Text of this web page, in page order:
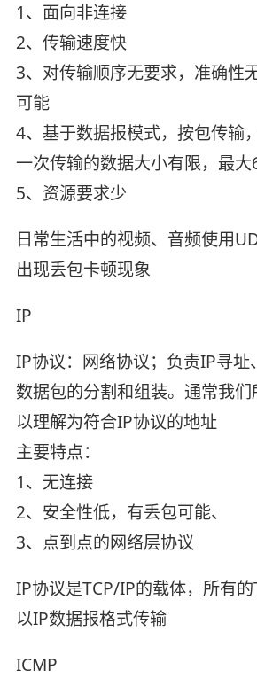
1、面向非连接
2、传输速度快
3、对传输顺序无要求，准确性
可能
4、基于数据报模式，按包传输
一次传输的数据大小有限，最
5、资源要求少
日常生活中的视频、音频使用
出现丢包卡顿现象
IP
IP协议：网络协议；负责IP寻址
数据包的分割和组装。通常我
以理解为符合IP协议的地址
主要特点：
1、无连接
2、安全性低，有丢包可能、
3、点到点的网络层协议
IP协议是TCP/IP的载体，所有
以IP数据报格式传输
ICMP